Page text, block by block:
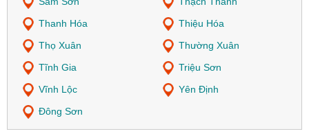
Thanh Hóa
Thiệu Hóa
Thọ Xuân
Thường Xuân
Tĩnh Gia
Triệu Sơn
Vĩnh Lộc
Yên Định
Đông Sơn